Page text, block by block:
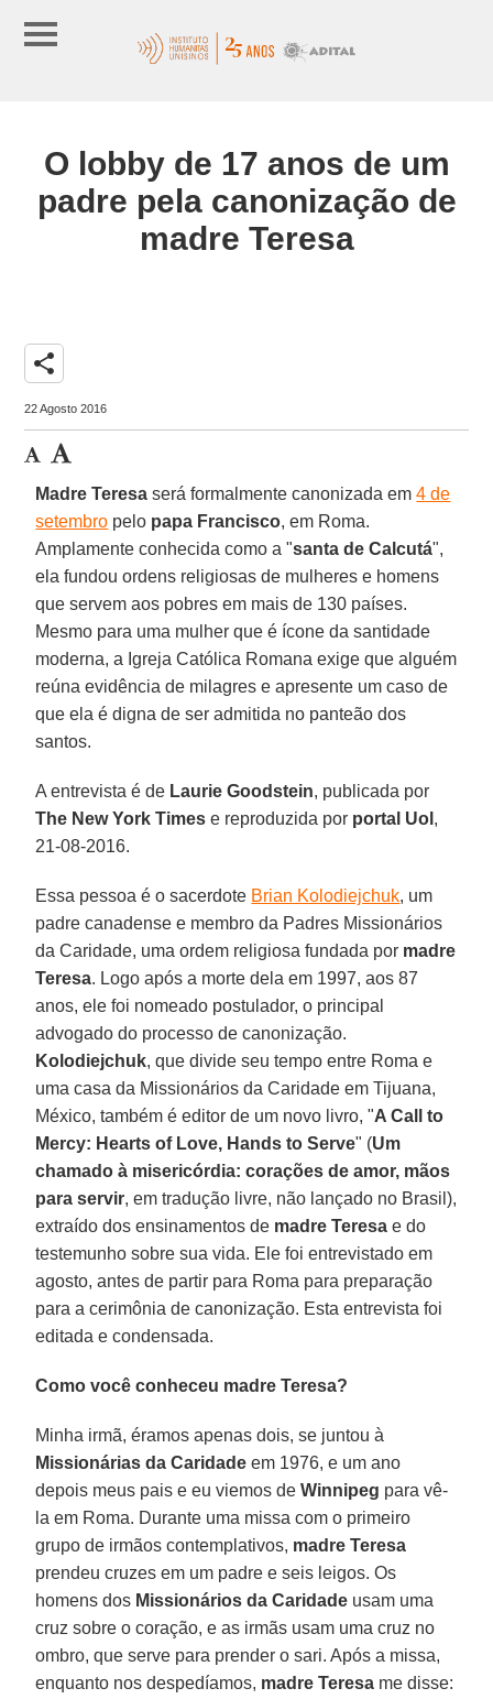
O lobby de 17 anos de um
padre pela canonização de
madre Teresa
share
22 Agosto 2016
Madre Teresa será formalmente canonizada em4 de
setembro pelo papa Francisco, em Roma.
Amplamente conhecida como a "santa de Calcutá",
ela fundou ordens religiosas de mulheres e homens
que servem aos pobres em mais de 130 países.
Mesmo para uma mulher que é ícone da santidade
moderna, a Igreja Católica Romana exige que alguém
reúna evidência de milagres e apresente um caso de
que ela é digna de ser admitida no panteão dos
santos.
A entrevista é de Laurie Goodstein, publicada por
The New York Times e reproduzida por portal Uol ,
21-08-2016.
Essa pessoa é o sacerdote Brian Kolodiejchuk, um
padre canadense e membro da Padres Missionários
da Caridade, uma ordem religiosa fundada por madre
Teresa. Logo após a morte dela em 1997, aos 87
anos, ele foi nomeado postulador, o principal
advogado do processo de canonização.
Kolodiejchuk, que divide seu tempo entre Roma e
uma casa da Missionários da Caridade em Tijuana,
México, também é editor de um novo livro, "A Call to
Mercy: Hearts of Love, Hands to Serve" (Um
chamado à misericórdia: corações de amor, mãos
para servir, em tradução livre, não lançado no Brasil),
extraído dos ensinamentos de madre Teresa e do
testemunho sobre sua vida. Ele foi entrevistado em
agosto, antes de partir para Roma para preparação
para a cerimônia de canonização. Esta entrevista foi
editada e condensada.
Como você conheceu madre Teresa?
Minha irmã, éramos apenas dois, se juntou à
Missionárias da Caridade em 1976, e um ano
depois meus pais e eu viemos deWinnipeg para vê-
la em Roma. Durante uma missa com o primeiro
grupo de irmãos contemplativos, madre Teresa
prendeu cruzes em um padre e seis leigos. Os
homens dos Missionários da Caridade usam uma
cruz sobre o coração, e as irmãs usam uma cruz no
ombro, que serve para prender o sari. Após a missa,
enquanto nos despedíamos, madre Teresa me disse: